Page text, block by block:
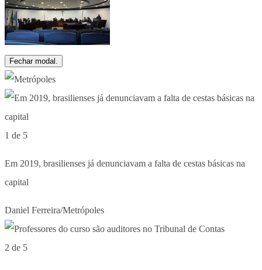
Fechar modal.
1 de 5
Em 2019, brasilienses já denunciavam a falta de cestas básicas na
capital
Daniel Ferreira/Metrópoles
2 de 5